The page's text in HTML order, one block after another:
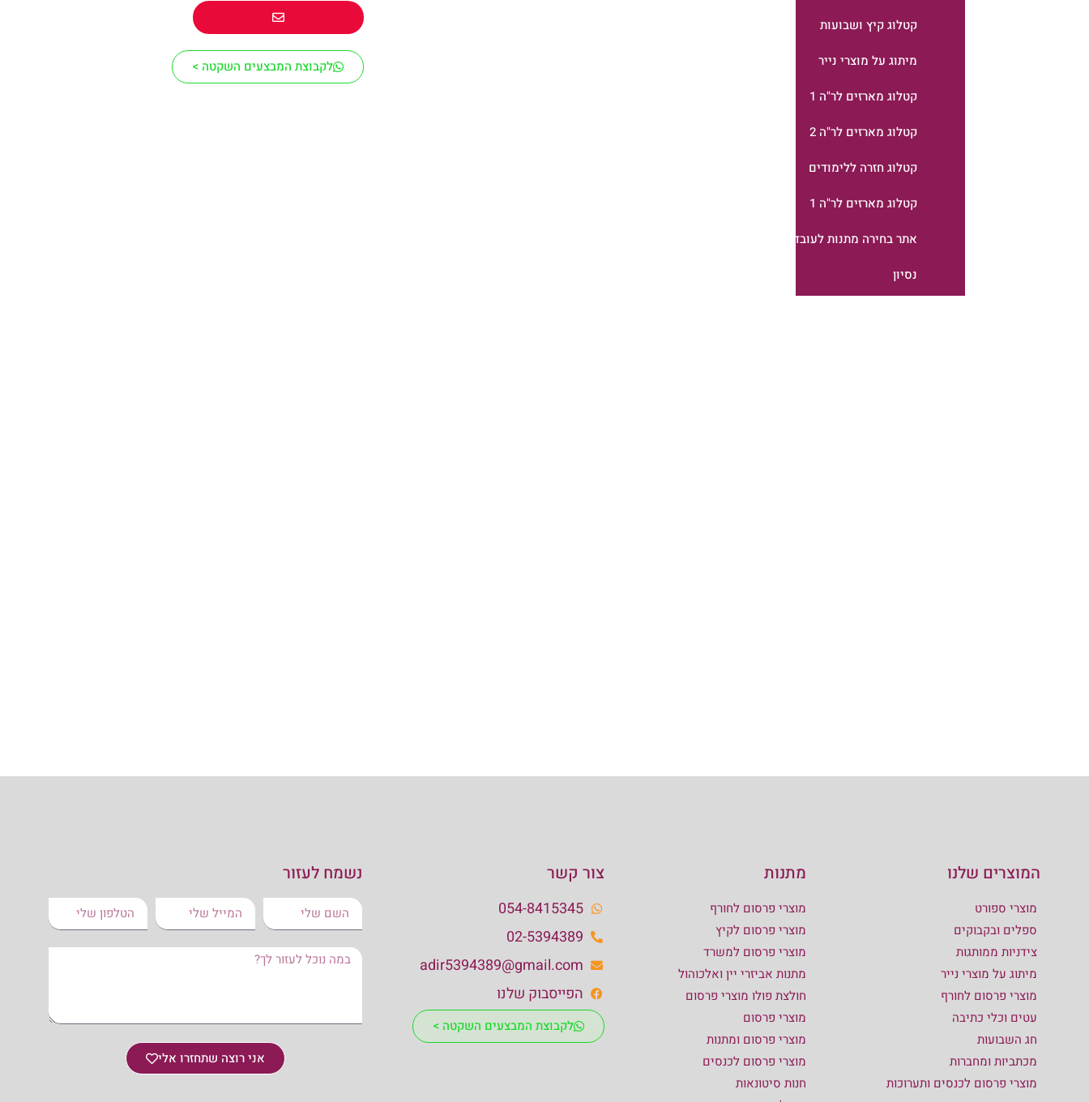
קטלוג קיץ ושבועות
מיתוג על מוצרי נייר
קטלוג מארזים לר"ה 1
קטלוג מארזים לר"ה 2
קטלוג חזרה ללימודים
קטלוג מארזים לר"ה 1
אתר בחירה מתנות לעובדים
נסיון
לקבוצת המבצעים השקטה >
המוצרים שלנו
מוצרי ספורט
ספלים ובקבוקים
צידניות ממותגות
מיתוג על מוצרי נייר
מוצרי פרסום לחורף
עטים וכלי כתיבה
חג השבועות
מכתביות ומחברות
מוצרי פרסום לכנסים ותערוכות
מתנות
מוצרי פרסום לחורף
מוצרי פרסום לקיץ
מוצרי פרסום למשרד
מתנות אביזרי יין ואלכוהול
חולצת פולו מוצרי פרסום
מוצרי פרסום
מוצרי פרסום ומתנות
מוצרי פרסום לכנסים
חנות סיטונאות
צור קשר
054-8415345
02-5394389
adir5394389@gmail.com
הפייסבוק שלנו
לקבוצת המבצעים השקטה >
נשמח לעזור
אני רוצה שתחזרו אלי